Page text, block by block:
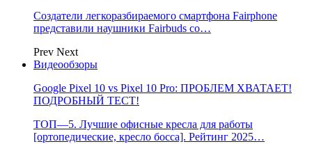
Создатели легкоразбираемого смартфона Fairphone
представили наушники Fairbuds со…
Prev Next
Видеообзоры
Google Pixel 10 vs Pixel 10 Pro: ПРОБЛЕМ ХВАТАЕТ!
ПОДРОБНЫЙ ТЕСТ!
ТОП—5. Лучшие офисные кресла для работы
[ортопедические, кресло босса]. Рейтинг 2025…